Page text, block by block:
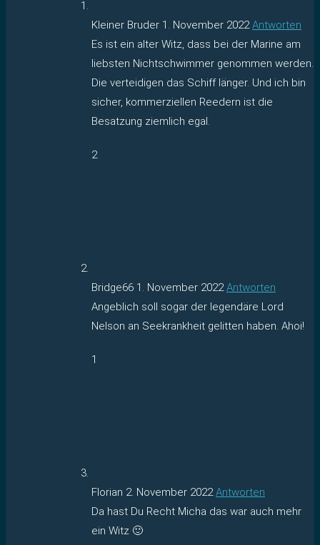
Kleiner Bruder 1. November 2022 Antworten
Es ist ein alter Witz, dass bei der Marine am
liebsten Nichtschwimmer genommen werden.
Die verteidigen das Schiff länger. Und ich bin
sicher, kommerziellen Reedern ist die
Besatzung ziemlich egal.
2
Bridge66 1. November 2022 Antworten
Angeblich soll sogar der legendäre Lord
Nelson an Seekrankheit gelitten haben. Ahoi!
1
Florian 2. November 2022 Antworten
Da hast Du Recht Micha das war auch mehr
ein Witz 🙂